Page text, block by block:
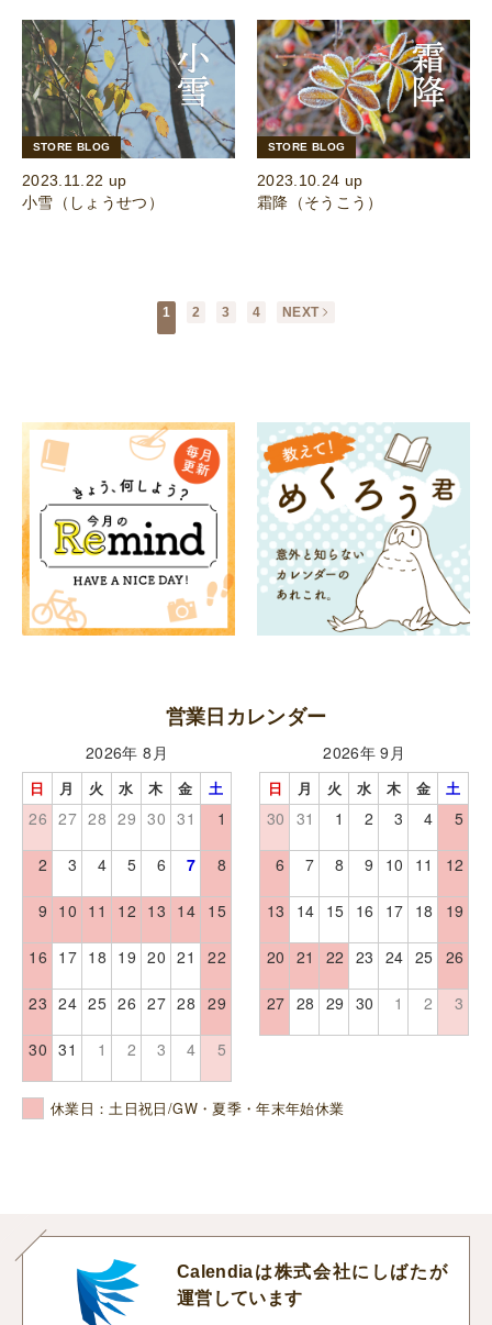
STORE BLOG
2023.11.22 up
小雪（しょうせつ）
STORE BLOG
2023.10.24 up
霜降（そうこう）
1 2 3 4 NEXT
営業日カレンダー
2026年 8月
日 月 火 水 木 金 土
26 27 28 29 30 31 1
2 3 4 5 6 7 8
9 10 11 12 13 14 15
16 17 18 19 20 21 22
23 24 25 26 27 28 29
30 31 1 2 3 4 5
2026年 9月
日 月 火 水 木 金 土
30 31 1 2 3 4 5
6 7 8 9 10 11 12
13 14 15 16 17 18 19
20 21 22 23 24 25 26
27 28 29 30 1 2 3
休業日：土日祝日/GW・夏季・年末年始休業
Calendiaは株式会社にしばたが
運営しています